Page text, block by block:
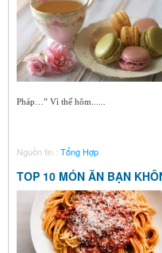
Pháp…” Vì thế hôm......
Nguồn tin : Tổng Hợp
TOP 10 MÓN ĂN BẠN